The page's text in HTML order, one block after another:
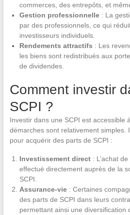
commerces, des entrepôts, et
Gestion professionnelle: La
par des professionnels, ce qui
investisseurs individuels.
Rendements attractifs : Les
les biens sont redistribués aux
de dividendes.
Comment investir
SCPI ?
Investir dans une SCPI est accessible
démarches sont relativement simples.
pour acquérir des parts de SCPI :
Investissement direct: L’achat
effectué directement auprès de la
SCPI.
Assurance-vie: Certaines
des parts de SCPI dans leurs
permettant ainsi une diversification